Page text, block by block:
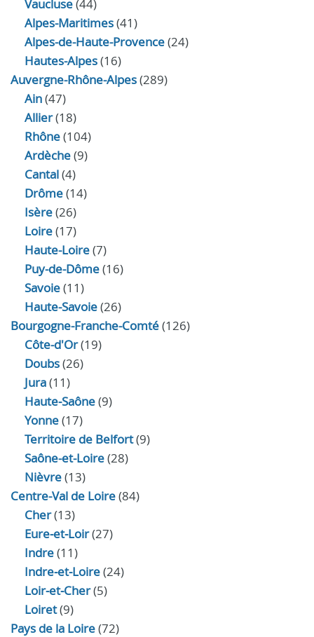
Vaucluse(44)
Alpes-Maritimes(41)
Alpes-de-Haute-Provence(24)
Hautes-Alpes(16)
Auvergne-Rhône-Alpes(289)
Ain(47)
Allier(18)
Rhône(104)
Ardèche(9)
Cantal(4)
Drôme(14)
Isère(26)
Loire(17)
Haute-Loire(7)
Puy-de-Dôme(16)
Savoie(11)
Haute-Savoie(26)
Bourgogne-Franche-Comté(126)
Côte-d'Or(19)
Doubs(26)
Jura(11)
Haute‑Saône(9)
Yonne(17)
Territoire de Belfort(9)
Saône-et-Loire(28)
Nièvre(13)
Centre-Val de Loire(84)
Cher(13)
Eure‑et‑Loir(27)
Indre(11)
Indre‑et‑Loire(24)
Loir‑et‑Cher(5)
Loiret(9)
Pays de la Loire(72)